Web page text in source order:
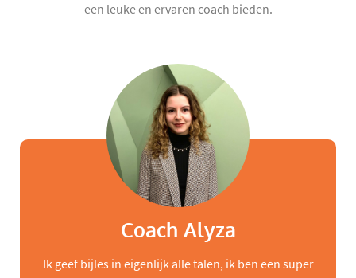
een leuke en ervaren coach bieden.
Coach Alyza
Ik geef bijles in eigenlijk alle talen, ik ben een super